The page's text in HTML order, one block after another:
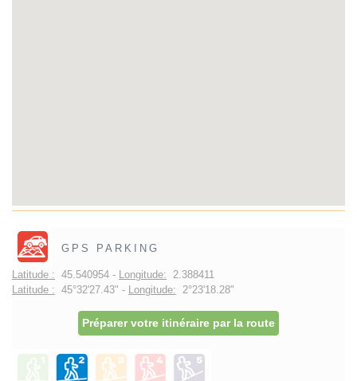
GPS PARKING
Latitude : 45.540954 - Longitude: 2.388411
Latitude : 45°32'27.43" - Longitude: 2°23'18.28"
Préparer votre itinéraire par la route